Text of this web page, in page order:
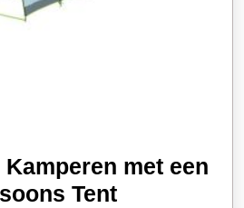
met een
Tent